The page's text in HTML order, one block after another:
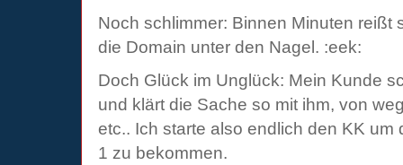
Noch schlimmer: Binnen Minuten reißt
die Domain unter den Nagel. :eek:
Doch Glück im Unglück: Mein Kunde
und klärt die Sache so mit ihm, von
etc.. Ich starte also endlich den KK um
1 zu bekommen.